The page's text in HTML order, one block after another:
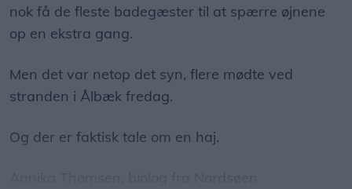
nok få de fleste badegæster til at spærre øjnene
op en ekstra gang.
Men det var netop det syn, flere mødte ved
stranden i Ålbæk fredag.
Og der er faktisk tale om en haj.